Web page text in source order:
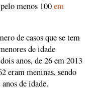
menos 100em
de casos que se tem
de idade
anos, de 26 em 2013
eram meninas, sendo
de idade.